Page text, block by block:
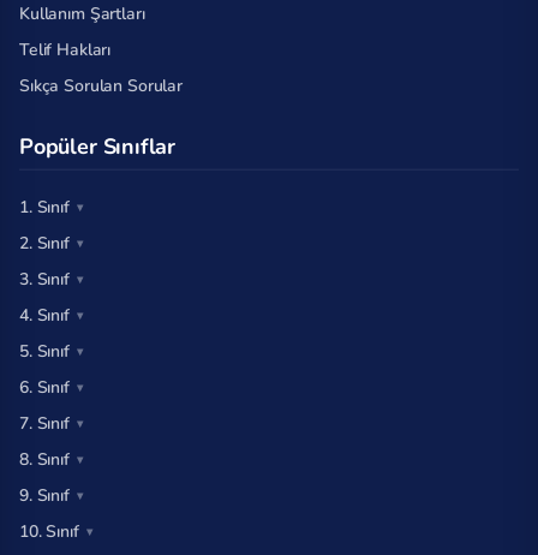
Kullanım Şartları
Telif Hakları
Sıkça Sorulan Sorular
Popüler Sınıflar
1. Sınıf
2. Sınıf
3. Sınıf
4. Sınıf
5. Sınıf
6. Sınıf
7. Sınıf
8. Sınıf
9. Sınıf
10. Sınıf